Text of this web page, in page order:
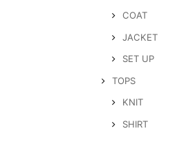
COAT
JACKET
SET UP
TOPS
KNIT
SHIRT